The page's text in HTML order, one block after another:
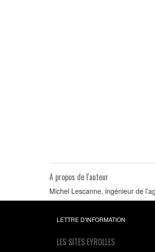
A propos de l'auteur
Michel Lescanne, ingénieur de
LETTRE D'INFORMATION
LES SITES EYROLLES